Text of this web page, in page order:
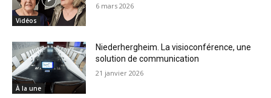
Vidéos
6 mars 2026
À la une
Niederhergheim. La visioconférence, une
solution de communication
21 janvier 2026